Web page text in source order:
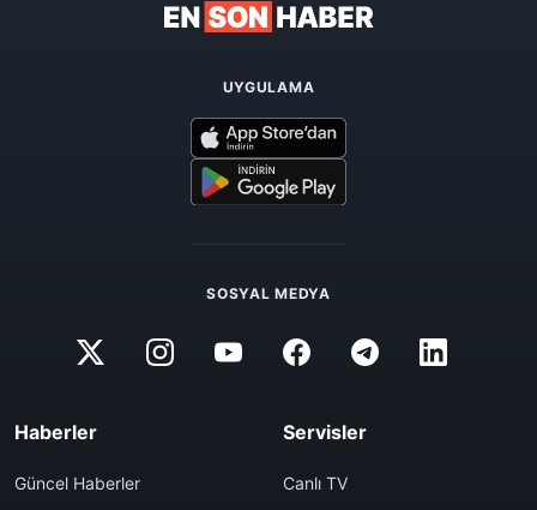
UYGULAMA
SOSYAL MEDYA
Haberler
Güncel Haberler
Servisler
Canlı TV